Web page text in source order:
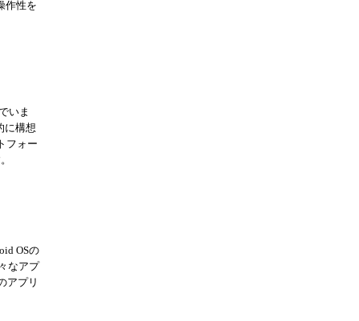
作性を
いま
に構想
フォー
OSの
なアプ
アプリ